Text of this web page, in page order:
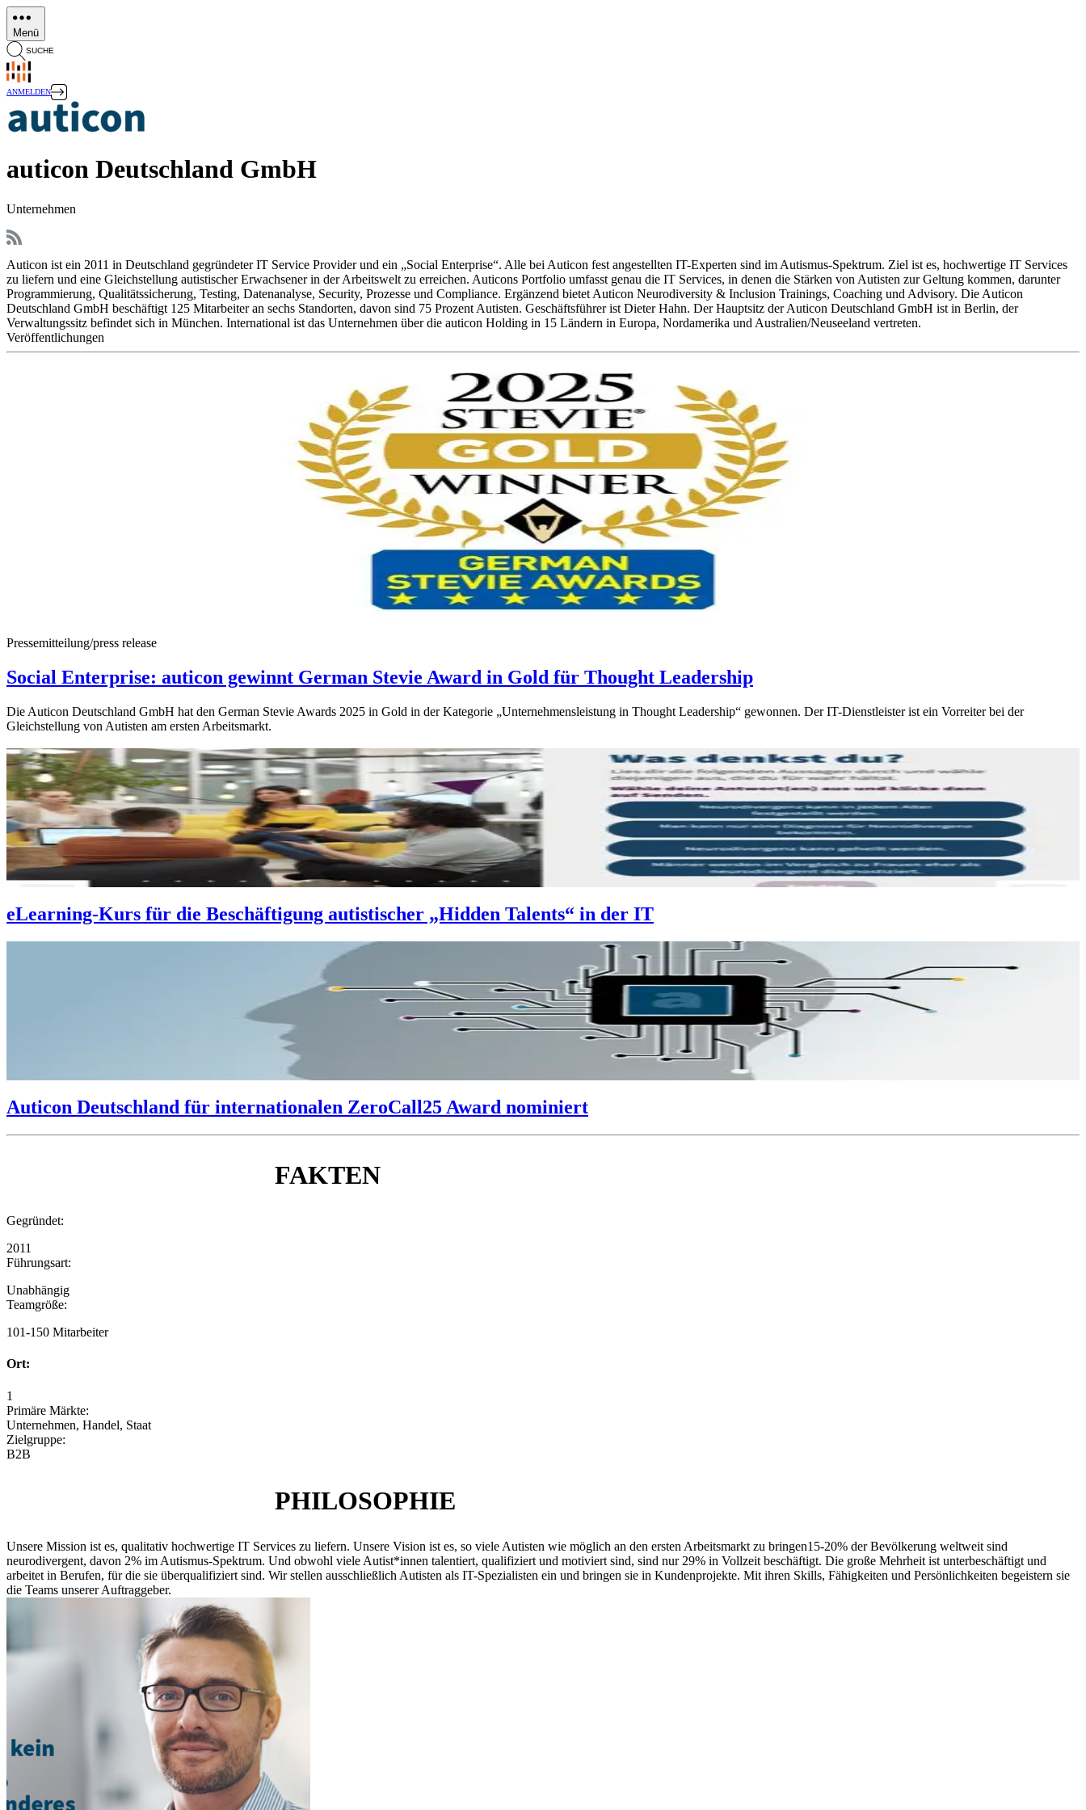
Direkt
zum
Inhalt
Menü
SUCHE
ANMELDEN
auticon Deutschland GmbH
Unternehmen
Auticon ist ein 2011 in Deutschland gegründeter IT Service Provider und ein „Social Enterprise“. Alle bei Auticon fest angestellten IT-Experten sind im Autismus-Spektrum. Ziel ist es, hochwertige IT Services
zu liefern und eine Gleichstellung autistischer Erwachsener in der Arbeitswelt zu erreichen. Auticons Portfolio umfasst genau die IT Services, in denen die Stärken von Autisten zur Geltung kommen, darunter
Programmierung, Qualitätssicherung, Testing, Datenanalyse, Security, Prozesse und Compliance. Ergänzend bietet Auticon Neurodiversity & Inclusion Trainings, Coaching und Advisory. Die Auticon
Deutschland GmbH beschäftigt 125 Mitarbeiter an sechs Standorten, davon sind 75 Prozent Autisten. Geschäftsführer ist Dieter Hahn. Der Hauptsitz der Auticon Deutschland GmbH ist in Berlin, der
Verwaltungssitz befindet sich in München. International ist das Unternehmen über die auticon Holding in 15 Ländern in Europa, Nordamerika und Australien/Neuseeland vertreten.
Veröffentlichungen
Pressemitteilung/press release
Social Enterprise: auticon gewinnt German Stevie Award in Gold für Thought Leadership
Die Auticon Deutschland GmbH hat den German Stevie Awards 2025 in Gold in der Kategorie „Unternehmensleistung in Thought Leadership“ gewonnen. Der IT-Dienstleister ist ein Vorreiter bei der
Gleichstellung von Autisten am ersten Arbeitsmarkt.
eLearning-Kurs für die Beschäftigung autistischer „Hidden Talents“ in der IT
Auticon Deutschland für internationalen ZeroCall25 Award nominiert
FAKTEN
Gegründet:
2011
Führungsart:
Unabhängig
Teamgröße:
101-150 Mitarbeiter
Ort:
1
Primäre Märkte:
Unternehmen, Handel, Staat
Zielgruppe:
B2B
PHILOSOPHIE
Unsere Mission ist es, qualitativ hochwertige IT Services zu liefern. Unsere Vision ist es, so viele Autisten wie möglich an den ersten Arbeitsmarkt zu bringen15-20% der Bevölkerung weltweit sind
neurodivergent, davon 2% im Autismus-Spektrum. Und obwohl viele Autist*innen talentiert, qualifiziert und motiviert sind, sind nur 29% in Vollzeit beschäftigt. Die große Mehrheit ist unterbeschäftigt und
arbeitet in Berufen, für die sie überqualifiziert sind. Wir stellen ausschließlich Autisten als IT-Spezialisten ein und bringen sie in Kundenprojekte. Mit ihren Skills, Fähigkeiten und Persönlichkeiten begeistern sie
die Teams unserer Auftraggeber.